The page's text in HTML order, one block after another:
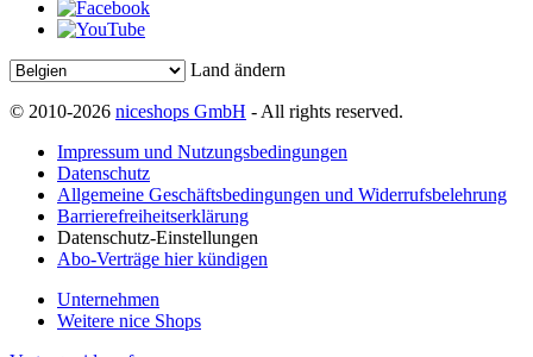
Land ändern
© 2010-2026 niceshops GmbH - All rights reserved.
Impressum und Nutzungsbedingungen
Datenschutz
Allgemeine Geschäftsbedingungen und Widerrufsbelehrung
Barrierefreiheitserklärung
Datenschutz-Einstellungen
Abo-Verträge hier kündigen
Unternehmen
Weitere nice Shops